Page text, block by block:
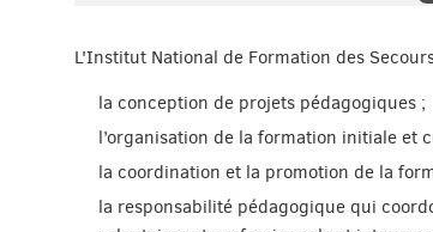
L'Institut National de Formation des
la conception de projets pédagogiques ;
l’organisation de la formation initiale et
la coordination et la promotion de la
la responsabilité pédagogique qui